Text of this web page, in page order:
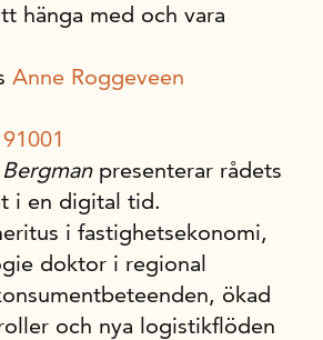
hänga med och vara
Anne Roggeveen
presenterar rådets
i en digital tid.
i fastighetsekonomi,
doktor i regional
ökad
och nya logistikflöden